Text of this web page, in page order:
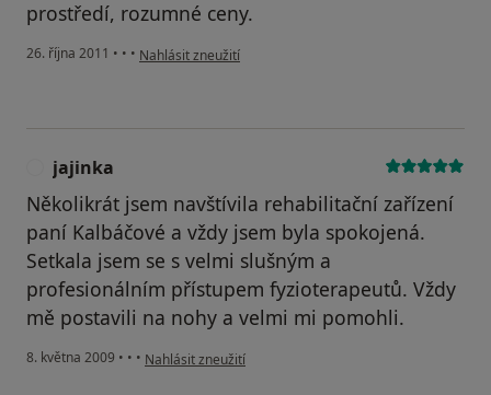
prostředí, rozumné ceny.
26. října 2011 • • • podle názoru uživatele Pacient
Nahlásit zneužití
jajinka
Několikrát jsem navštívila rehabilitační zařízení
paní Kalbáčové a vždy jsem byla spokojená.
Setkala jsem se s velmi slušným a
profesionálním přístupem fyzioterapeutů. Vždy
mě postavili na nohy a velmi mi pomohli.
8. května 2009 • • • podle názoru uživatele jajinka
Nahlásit zneužití